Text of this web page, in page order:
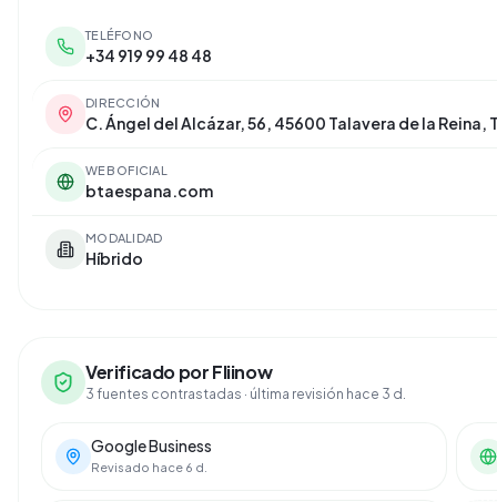
TELÉFONO
+34 919 99 48 48
DIRECCIÓN
C. Ángel del Alcázar, 56, 45600 Talavera de la Reina,
WEB OFICIAL
btaespana.com
MODALIDAD
Híbrido
Verificado por Fliinow
3 fuentes contrastadas · última revisión hace 3 d.
Google Business
Revisado hace 6 d.